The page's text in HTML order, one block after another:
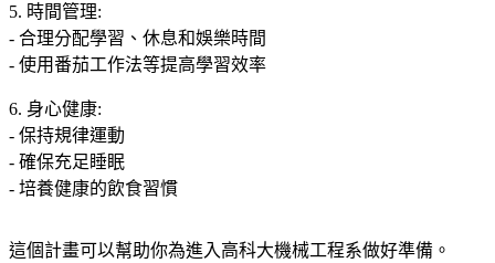
5. 時間管理:
- 合理分配學習、休息和娛樂時間
- 使用番茄工作法等提高學習效率
6. 身心健康:
- 保持規律運動
- 確保充足睡眠
- 培養健康的飲食習慣
這個計畫可以幫助你為進入高科大機械工程系做好準備。